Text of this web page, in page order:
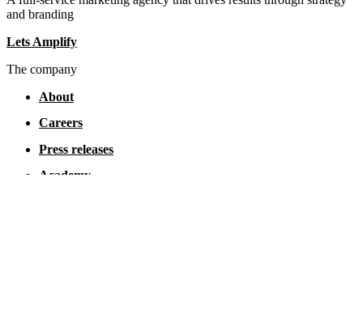
and branding
Lets Amplify
The company
About
Careers
Press releases
Academy